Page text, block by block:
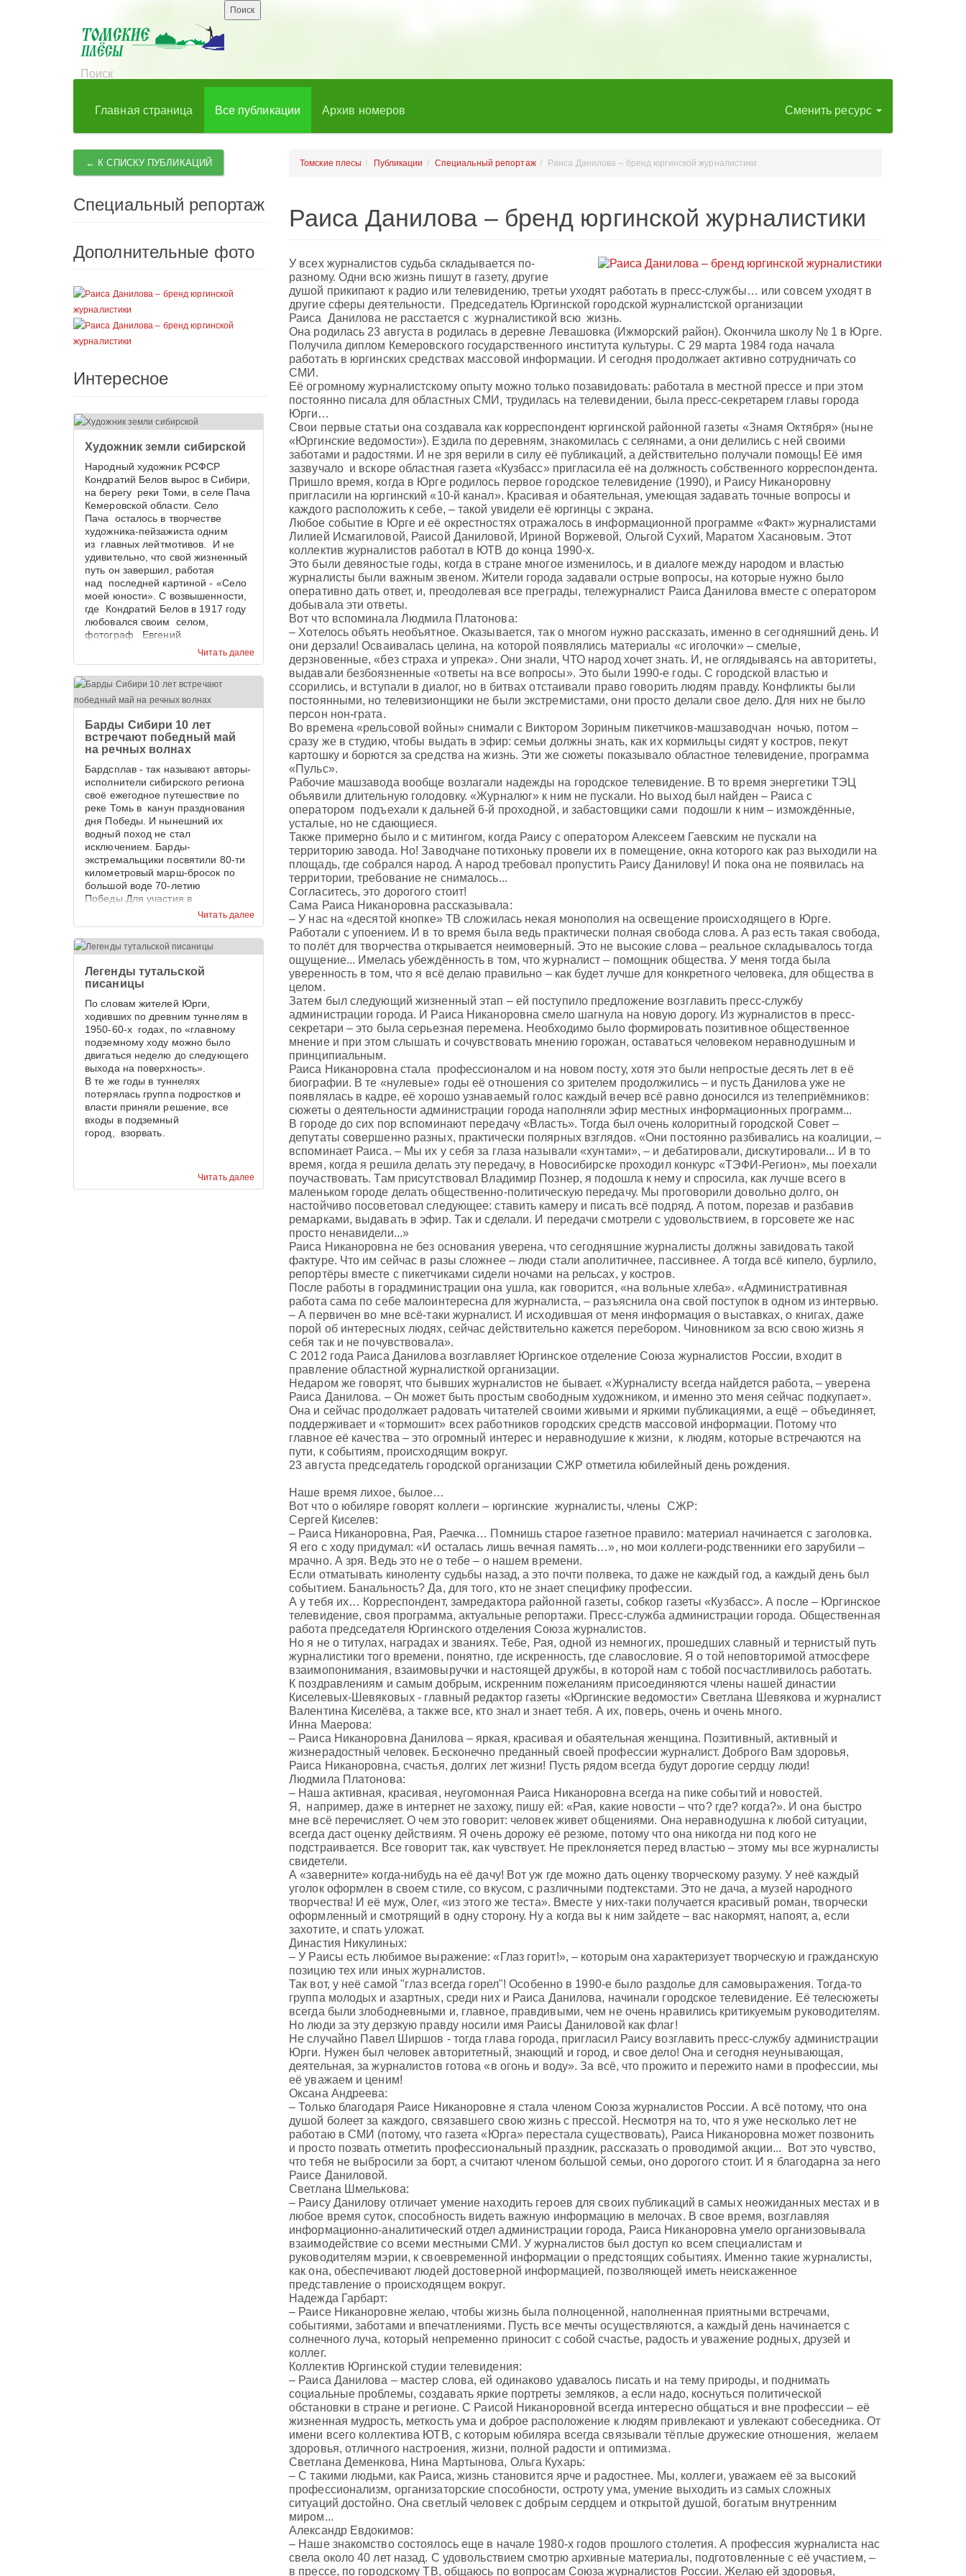
Главная страница Все публикации Архив номеров Сменить ресурс
← К СПИСКУ ПУБЛИКАЦИЙ
Специальный репортаж
Дополнительные фото
Интересное
Читать далее
Художник земли сибирской
Народный художник РСФСР
Кондратий Белов вырос в Сибири,
на берегу реки Томи, в селе Пача
Кемеровской области. Село
Пача осталось в творчестве
художника-пейзажиста одним
из главных лейтмотивов. И не
удивительно, что свой жизненный
путь он завершил, работая
над последней картиной - «Село
моей юности». С возвышенности,
где Кондратий Белов в 1917 году
любовался своим селом,
фотограф Евгений
Тамбовцев запечатлел панораму
приходиться признать, что 100 лет
назад сельская улица,
увенчанная храмом, была
красивее.
Читать далее
Барды Сибири 10 лет
встречают победный май
на речных волнах
Бардсплав - так называют авторы-
исполнители сибирского региона
своё ежегодное путешествие по
реке Томь в канун празднования
дня Победы. И нынешний их
водный поход не стал
исключением. Барды-
экстремальщики посвятили 80-ти
километровый марш-бросок по
большой воде 70-летию
Победы.Для участия в
экстремальном переходе прибыли
представители городов:
Кемерово, Новокузнецк, Томск,
Междуреченск, Юрга.
Читать далее
Легенды тутальской
писаницы
По словам жителей Юрги,
ходивших по древним туннелям в
1950-60-х годах, по «главному
подземному ходу можно было
двигаться неделю до следующего
выхода на поверхность».
В те же годы в туннелях
потерялась группа подростков и
власти приняли решение, все
входы в подземный
город, взорвать.
Томские плесы Публикации Специальный репортаж Раиса Данилова – бренд юргинской журналистики
Раиса Данилова – бренд юргинской журналистики
У всех журналистов судьба складывается по-
разному. Одни всю жизнь пишут в газету, другие
душой прикипают к радио или телевидению, третьи уходят работать в пресс-службы… или совсем уходят в
другие сферы деятельности. Председатель Юргинской городской журналистской организации
Раиса Данилова не расстается с журналистикой всю жизнь.
Она родилась 23 августа в родилась в деревне Левашовка (Ижморский район). Окончила школу № 1 в Юрге.
Получила диплом Кемеровского государственного института культуры. С 29 марта 1984 года начала
работать в юргинских средствах массовой информации. И сегодня продолжает активно сотрудничать со
СМИ.
Её огромному журналистскому опыту можно только позавидовать: работала в местной прессе и при этом
постоянно писала для областных СМИ, трудилась на телевидении, была пресс-секретарем главы города
Юрги…
Свои первые статьи она создавала как корреспондент юргинской районной газеты «Знамя Октября» (ныне
«Юргинские ведомости»). Ездила по деревням, знакомилась с селянами, а они делились с ней своими
заботами и радостями. И не зря верили в силу её публикаций, а действительно получали помощь! Её имя
зазвучало и вскоре областная газета «Кузбасс» пригласила её на должность собственного корреспондента.
Пришло время, когда в Юрге родилось первое городское телевидение (1990), и Раису Никаноровну
пригласили на юргинский «10-й канал». Красивая и обаятельная, умеющая задавать точные вопросы и
каждого расположить к себе, – такой увидели её юргинцы с экрана.
Любое событие в Юрге и её окрестностях отражалось в информационной программе «Факт» журналистами
Лилией Исмагиловой, Раисой Даниловой, Ириной Воржевой, Ольгой Сухий, Маратом Хасановым. Этот
коллектив журналистов работал в ЮТВ до конца 1990-х.
Это были девяностые годы, когда в стране многое изменилось, и в диалоге между народом и властью
журналисты были важным звеном. Жители города задавали острые вопросы, на которые нужно было
оперативно дать ответ, и, преодолевая все преграды, тележурналист Раиса Данилова вместе с оператором
добывала эти ответы.
Вот что вспоминала Людмила Платонова:
– Хотелось объять необъятное. Оказывается, так о многом нужно рассказать, именно в сегодняшний день. И
они дерзали! Осваивалась целина, на которой появлялись материалы «с иголочки» – смелые,
дерзновенные, «без страха и упрека». Они знали, ЧТО народ хочет знать. И, не оглядываясь на авторитеты,
выдавали безбоязненные «ответы на все вопросы». Это были 1990-е годы. С городской властью и
ссорились, и вступали в диалог, но в битвах отстаивали право говорить людям правду. Конфликты были
постоянными, но телевизионщики не были экстремистами, они просто делали свое дело. Для них не было
персон нон-грата.
Во времена «рельсовой войны» снимали с Виктором Зориным пикетчиков-машзаводчан ночью, потом –
сразу же в студию, чтобы выдать в эфир: семьи должны знать, как их кормильцы сидят у костров, пекут
картошку и борются за средства на жизнь. Эти же сюжеты показывало областное телевидение, программа
«Пульс».
Рабочие машзавода вообще возлагали надежды на городское телевидение. В то время энергетики ТЭЦ
объявили длительную голодовку. «Журналюг» к ним не пускали. Но выход был найден – Раиса с
оператором подъехали к дальней 6-й проходной, и забастовщики сами подошли к ним – измождённые,
усталые, но не сдающиеся.
Также примерно было и с митингом, когда Раису с оператором Алексеем Гаевским не пускали на
территорию завода. Но! Заводчане потихоньку провели их в помещение, окна которого как раз выходили на
площадь, где собрался народ. А народ требовал пропустить Раису Данилову! И пока она не появилась на
территории, требование не снималось...
Согласитесь, это дорогого стоит!
Сама Раиса Никаноровна рассказывала:
– У нас на «десятой кнопке» ТВ сложилась некая монополия на освещение происходящего в Юрге.
Работали с упоением. И в то время была ведь практически полная свобода слова. А раз есть такая свобода,
то полёт для творчества открывается неимоверный. Это не высокие слова – реальное складывалось тогда
ощущение... Имелась убеждённость в том, что журналист – помощник общества. У меня тогда была
уверенность в том, что я всё делаю правильно – как будет лучше для конкретного человека, для общества в
целом.
Затем был следующий жизненный этап – ей поступило предложение возглавить пресс-службу
администрации города. И Раиса Никаноровна смело шагнула на новую дорогу. Из журналистов в пресс-
секретари – это была серьезная перемена. Необходимо было формировать позитивное общественное
мнение и при этом слышать и сочувствовать мнению горожан, оставаться человеком неравнодушным и
принципиальным.
Раиса Никаноровна стала профессионалом и на новом посту, хотя это были непростые десять лет в её
биографии. В те «нулевые» годы её отношения со зрителем продолжились – и пусть Данилова уже не
появлялась в кадре, её хорошо узнаваемый голос каждый вечер всё равно доносился из телеприёмников:
сюжеты о деятельности администрации города наполняли эфир местных информационных программ...
В городе до сих пор вспоминают передачу «Власть». Тогда был очень колоритный городской Совет –
депутаты совершенно разных, практически полярных взглядов. «Они постоянно разбивались на коалиции, –
вспоминает Раиса. – Мы их у себя за глаза называли «хунтами», – и дебатировали, дискутировали... И в то
время, когда я решила делать эту передачу, в Новосибирске проходил конкурс «ТЭФИ-Регион», мы поехали
поучаствовать. Там присутствовал Владимир Познер, я подошла к нему и спросила, как лучше всего в
маленьком городе делать общественно-политическую передачу. Мы проговорили довольно долго, он
настойчиво посоветовал следующее: ставить камеру и писать всё подряд. А потом, порезав и разбавив
ремарками, выдавать в эфир. Так и сделали. И передачи смотрели с удовольствием, в горсовете же нас
просто ненавидели...»
Раиса Никаноровна не без основания уверена, что сегодняшние журналисты должны завидовать такой
фактуре. Что им сейчас в разы сложнее – люди стали аполитичнее, пассивнее. А тогда всё кипело, бурлило,
репортёры вместе с пикетчиками сидели ночами на рельсах, у костров.
После работы в горадминистрации она ушла, как говорится, «на вольные хлеба». «Административная
работа сама по себе малоинтересна для журналиста, – разъяснила она свой поступок в одном из интервью.
– А первичен во мне всё-таки журналист. И исходившая от меня информация о выставках, о книгах, даже
порой об интересных людях, сейчас действительно кажется перебором. Чиновником за всю свою жизнь я
себя так и не почувствовала».
С 2012 года Раиса Данилова возглавляет Юргинское отделение Союза журналистов России, входит в
правление областной журналисткой организации.
Недаром же говорят, что бывших журналистов не бывает. «Журналисту всегда найдется работа, – уверена
Раиса Данилова. – Он может быть простым свободным художником, и именно это меня сейчас подкупает».
Она и сейчас продолжает радовать читателей своими живыми и яркими публикациями, а ещё – объединяет,
поддерживает и «тормошит» всех работников городских средств массовой информации. Потому что
главное её качества – это огромный интерес и неравнодушие к жизни, к людям, которые встречаются на
пути, к событиям, происходящим вокруг.
23 августа председатель городской организации СЖР отметила юбилейный день рождения.
Наше время лихое, былое…
Вот что о юбиляре говорят коллеги – юргинские журналисты, члены СЖР:
Сергей Киселев:
– Раиса Никаноровна, Рая, Раечка… Помнишь старое газетное правило: материал начинается с заголовка.
Я его с ходу придумал: «И осталась лишь вечная память…», но мои коллеги-родственники его зарубили –
мрачно. А зря. Ведь это не о тебе – о нашем времени.
Если отматывать киноленту судьбы назад, а это почти полвека, то даже не каждый год, а каждый день был
событием. Банальность? Да, для того, кто не знает специфику профессии.
А у тебя их… Корреспондент, замредактора районной газеты, собкор газеты «Кузбасс». А после – Юргинское
телевидение, своя программа, актуальные репортажи. Пресс-служба администрации города. Общественная
работа председателя Юргинского отделения Союза журналистов.
Но я не о титулах, наградах и званиях. Тебе, Рая, одной из немногих, прошедших славный и тернистый путь
журналистики того времени, понятно, где искренность, где славословие. Я о той неповторимой атмосфере
взаимопонимания, взаимовыручки и настоящей дружбы, в которой нам с тобой посчастливилось работать.
К поздравлениям и самым добрым, искренним пожеланиям присоединяются члены нашей династии
Киселевых-Шевяковых - главный редактор газеты «Юргинские ведомости» Светлана Шевякова и журналист
Валентина Киселёва, а также все, кто знал и знает тебя. А их, поверь, очень и очень много.
Инна Маерова:
– Раиса Никаноровна Данилова – яркая, красивая и обаятельная женщина. Позитивный, активный и
жизнерадостный человек. Бесконечно преданный своей профессии журналист. Доброго Вам здоровья,
Раиса Никаноровна, счастья, долгих лет жизни! Пусть рядом всегда будут дорогие сердцу люди!
Людмила Платонова:
– Наша активная, красивая, неугомонная Раиса Никаноровна всегда на пике событий и новостей.
Я, например, даже в интернет не захожу, пишу ей: «Рая, какие новости – что? где? когда?». И она быстро
мне всё перечисляет. О чем это говорит: человек живет общениями. Она неравнодушна к любой ситуации,
всегда даст оценку действиям. Я очень дорожу её резюме, потому что она никогда ни под кого не
подстраивается. Все говорит так, как чувствует. Не преклоняется перед властью – этому мы все журналисты
свидетели.
А «заверните» когда-нибудь на её дачу! Вот уж где можно дать оценку творческому разуму. У неё каждый
уголок оформлен в своем стиле, со вкусом, с различными подтекстами. Это не дача, а музей народного
творчества! И её муж, Олег, «из этого же теста». Вместе у них-таки получается красивый роман, творчески
оформленный и смотрящий в одну сторону. Ну а когда вы к ним зайдете – вас накормят, напоят, а, если
захотите, и спать уложат.
Династия Никулиных:
– У Раисы есть любимое выражение: «Глаз горит!», – которым она характеризует творческую и гражданскую
позицию тех или иных журналистов.
Так вот, у неё самой "глаз всегда горел"! Особенно в 1990-е было раздолье для самовыражения. Тогда-то
группа молодых и азартных, среди них и Раиса Данилова, начинали городское телевидение. Её телесюжеты
всегда были злободневными и, главное, правдивыми, чем не очень нравились критикуемым руководителям.
Но люди за эту дерзкую правду носили имя Раисы Даниловой как флаг!
Не случайно Павел Ширшов - тогда глава города, пригласил Раису возглавить пресс-службу администрации
Юрги. Нужен был человек авторитетный, знающий и город, и свое дело! Она и сегодня неунывающая,
деятельная, за журналистов готова «в огонь и воду». За всё, что прожито и пережито нами в профессии, мы
её уважаем и ценим!
Оксана Андреева:
– Только благодаря Раисе Никаноровне я стала членом Союза журналистов России. А всё потому, что она
душой болеет за каждого, связавшего свою жизнь с прессой. Несмотря на то, что я уже несколько лет не
работаю в СМИ (потому, что газета «Юрга» перестала существовать), Раиса Никаноровна может позвонить
и просто позвать отметить профессиональный праздник, рассказать о проводимой акции... Вот это чувство,
что тебя не выбросили за борт, а считают членом большой семьи, оно дорогого стоит. И я благодарна за него
Раисе Даниловой.
Светлана Шмелькова:
– Раису Данилову отличает умение находить героев для своих публикаций в самых неожиданных местах и в
любое время суток, способность видеть важную информацию в мелочах. В свое время, возглавляя
информационно-аналитический отдел администрации города, Раиса Никаноровна умело организовывала
взаимодействие со всеми местными СМИ. У журналистов был доступ ко всем специалистам и
руководителям мэрии, к своевременной информации о предстоящих событиях. Именно такие журналисты,
как она, обеспечивают людей достоверной информацией, позволяющей иметь неискаженное
представление о происходящем вокруг.
Надежда Гарбарт:
– Раисе Никаноровне желаю, чтобы жизнь была полноценной, наполненная приятными встречами,
событиями, заботами и впечатлениями. Пусть все мечты осуществляются, а каждый день начинается с
солнечного луча, который непременно приносит с собой счастье, радость и уважение родных, друзей и
коллег.
Коллектив Юргинской студии телевидения:
– Раиса Данилова – мастер слова, ей одинаково удавалось писать и на тему природы, и поднимать
социальные проблемы, создавать яркие портреты земляков, а если надо, коснуться политической
обстановки в стране и регионе. С Раисой Никаноровной всегда интересно общаться и вне профессии – её
жизненная мудрость, меткость ума и доброе расположение к людям привлекают и увлекают собеседника. От
имени всего коллектива ЮТВ, с которым юбиляра всегда связывали тёплые дружеские отношения, желаем
здоровья, отличного настроения, жизни, полной радости и оптимизма.
Светлана Деменкова, Нина Мартынова, Ольга Кухарь:
– С такими людьми, как Раиса, жизнь становится ярче и радостнее. Мы, коллеги, уважаем её за высокий
профессионализм, организаторские способности, остроту ума, умение выходить из самых сложных
ситуаций достойно. Она светлый человек с добрым сердцем и открытой душой, богатым внутренним
миром...
Александр Евдокимов:
– Наше знакомство состоялось еще в начале 1980-х годов прошлого столетия. А профессия журналиста нас
свела около 40 лет назад. С удовольствием смотрю архивные материалы, подготовленные с её участием, –
в прессе, по городскому ТВ, общаюсь по вопросам Союза журналистов России. Желаю ей здоровья,